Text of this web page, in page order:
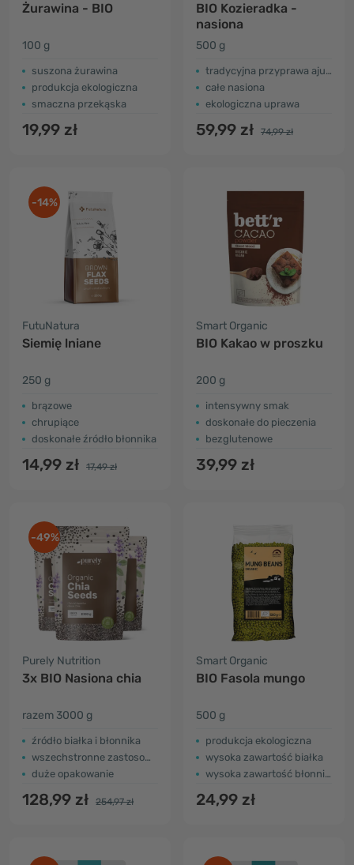
Żurawina - BIO
100 g
suszona żurawina
produkcja ekologiczna
smaczna przekąska
19,99 zł
BIO Kozieradka -
nasiona
500 g
tradycyjna przyprawa ajurwedyjska
całe nasiona
ekologiczna uprawa
59,99 zł 74,99 zł
-14%
FutuNatura
Siemię lniane
250 g
brązowe
chrupiące
doskonałe źródło błonnika
14,99 zł 17,49 zł
Smart Organic
BIO Kakao w proszku
200 g
intensywny smak
doskonałe do pieczenia
bezglutenowe
39,99 zł
-49%
Purely Nutrition
3x BIO Nasiona chia
razem 3000 g
źródło białka i błonnika
wszechstronne zastosowanie
duże opakowanie
128,99 zł 254,97 zł
Smart Organic
BIO Fasola mungo
500 g
produkcja ekologiczna
wysoka zawartość białka
wysoka zawartość błonnika
24,99 zł